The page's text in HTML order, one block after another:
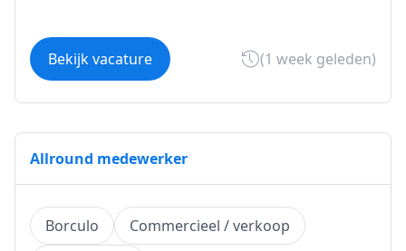
Bekijk vacature (1 week geleden)
Allround medewerker
Borculo
Commercieel / verkoop